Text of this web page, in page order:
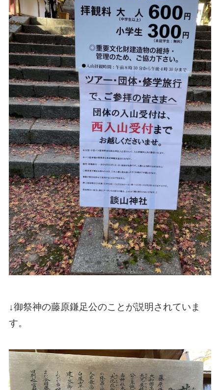
↓御祭神の藤原鎌足公のことが説明されていま
す。